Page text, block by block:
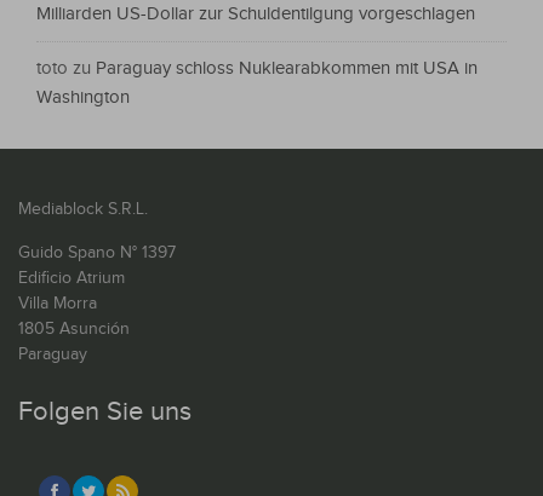
Milliarden US-Dollar zur Schuldentilgung vorgeschlagen
toto zu Paraguay schloss Nuklearabkommen mit USA in
Washington
Mediablock S.R.L.
Guido Spano N° 1397
Edificio Atrium
Villa Morra
1805 Asunción
Paraguay
Folgen Sie uns